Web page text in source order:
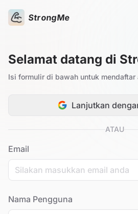
StrongMe
Selamat datang di
Isi formulir di bawah untuk mendaftar
Lanjutkan
ATAU
Email
Nama Pengguna